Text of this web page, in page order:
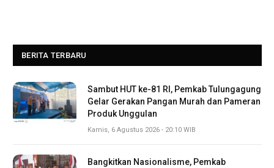
BERITA TERBARU
Sambut HUT ke-81 RI, Pemkab Tulungagung
Gelar Gerakan Pangan Murah dan Pameran
Produk Unggulan
Kamis, 6 Agustus 2026 - 20:10 WIB
Bangkitkan Nasionalisme, Pemkab